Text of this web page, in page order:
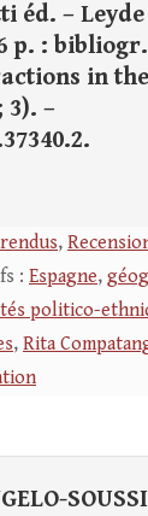
éd. –
p. :
in the
–
,
: Espagne,
politico-
, Rita